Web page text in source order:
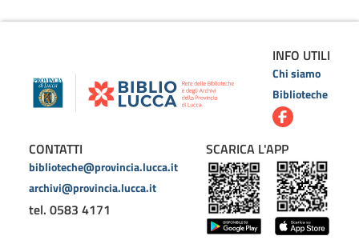
INFO UTILI
Chi siamo
Biblioteche
CONTATTI
biblioteche@provincia.lucca.it
archivi@provincia.lucca.it
tel. 0583 4171
SCARICA L'APP